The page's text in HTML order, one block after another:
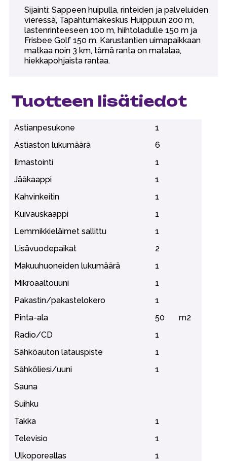
Sijainti: Sappeen huipulla, rinteiden ja palveluiden
vieressä, Tapahtumakeskus Huippuun 200 m,
lastenrinteeseen 100 m, hiihtoladulle 150 m ja
Frisbee Golf 150 m. Karustantien uimapaikkaan
matkaa noin 3 km, tämä ranta on matalaa,
hiekkapohjaista rantaa.
Tuotteen lisätiedot
Astianpesukone
1
Astiaston lukumäärä
6
Ilmastointi
1
Jääkaappi
1
Kahvinkeitin
1
Kuivauskaappi
1
Lemmikkieläimet sallittu
1
Lisävuodepaikat
2
Makuuhuoneiden lukumäärä
1
Mikroaaltouuni
1
Pakastin/pakastelokero
1
Pinta-ala
50
m2
Radio/CD
1
Sähköauton latauspiste
1
Sähköliesi/uuni
1
Sauna
Suihku
Takka
1
Televisio
1
Ulkoporeallas
1